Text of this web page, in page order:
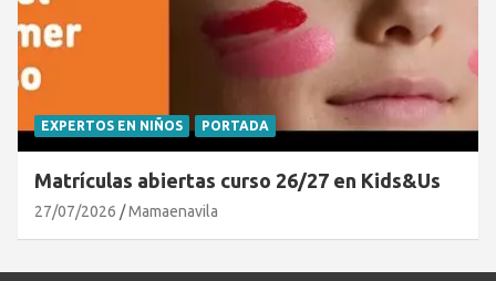
EXPERTOS EN NIÑOS PORTADA
Matrículas abiertas curso 26/27 en Kids&Us
27/07/2026 Mamaenavila